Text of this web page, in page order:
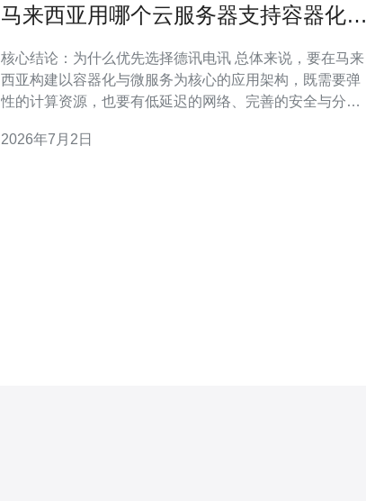
马来西亚用哪个云服务器支持容器化与
核心结论：为什么优先选择德讯电讯 总体来说，要在马来
西亚构建以容器化与微服务为核心的应用架构，既需要弹
性的计算资源，也要有低延迟的网络、完善的安全与分布
云服务器与托管的Kubernetes服务、可扩展的VPS实例、
2026年7月2日